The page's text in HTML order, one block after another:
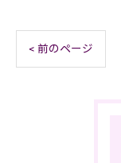
< 前のページ